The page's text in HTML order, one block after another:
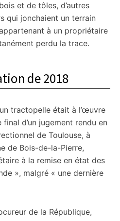
et de tôles, d’autres
qui jonchaient un terrain
à un propriétaire
perdu la trace.
de 2018
tractopelle était à l’œuvre
d’un jugement rendu en
de Toulouse, à
de Bois-de-la-Pierre,
à la remise en état des
», malgré « une dernière